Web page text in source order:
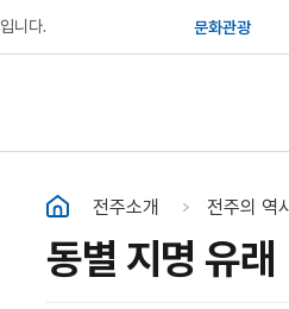
니다. 문화관광
대메뉴 이동하기
대메뉴 이동하기
전주소개 전주의 역
동별 지명 유래